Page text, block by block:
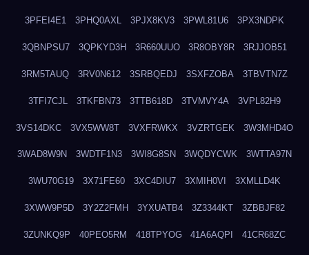
3PFEI4E1 3PHQ0AXL 3PJX8KV3 3PWL81U6 3PX3NDPK
3QBNPSU7 3QPKYD3H 3R660UUO 3R8OBY8R 3RJJOB51
3RM5TAUQ 3RV0N612 3SRBQEDJ 3SXFZOBA 3TBVTN7Z
3TFI7CJL 3TKFBN73 3TTB618D 3TVMVY4A 3VPL82H9
3VS14DKC 3VX5WW8T 3VXFRWKX 3VZRTGEK 3W3MHD4O
3WAD8W9N 3WDTF1N3 3WI8G8SN 3WQDYCWK 3WTTA97N
3WU70G19 3X71FE60 3XC4DIU7 3XMIH0VI 3XMLLD4K
3XWW9P5D 3Y2Z2FMH 3YXUATB4 3Z3344KT 3ZBBJF82
3ZUNKQ9P 40PEO5RM 418TPYOG 41A6AQPI 41CR68ZC